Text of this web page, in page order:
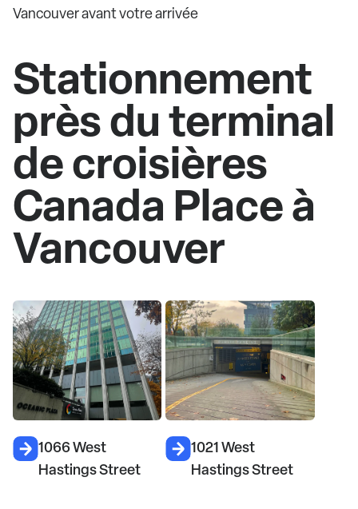
Vancouver avant votre arrivée
Stationnement
près du terminal
de croisières
Canada Place à
Vancouver
1066 West
Hastings Street
1021 West
Hastings Street